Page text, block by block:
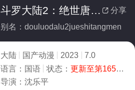
 分享
斗罗大陆2：绝世唐门(全集)
别名：douluodalu2jueshitangmen
大陆 国产动漫 2023
7.0
语言： 国语 状态： 更新至第165集
导演： 沈乐平